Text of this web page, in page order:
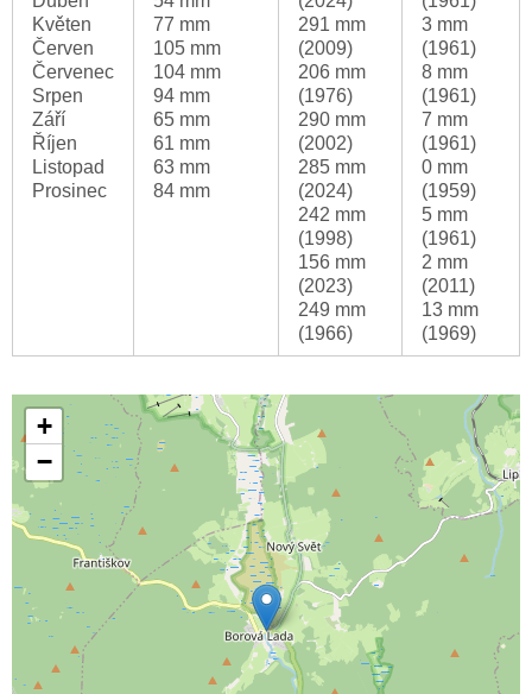
Květen
Červen
Červenec
Srpen
Září
Říjen
Listopad
Prosinec
77 mm
105 mm
104 mm
94 mm
65 mm
61 mm
63 mm
84 mm
291 mm
(2009)
206 mm
(1976)
290 mm
(2002)
285 mm
(2024)
242 mm
(1998)
156 mm
(2023)
249 mm
(1966)
3 mm
(1961)
8 mm
(1961)
7 mm
(1961)
0 mm
(1959)
5 mm
(1961)
2 mm
(2011)
13 mm
(1969)
+
−